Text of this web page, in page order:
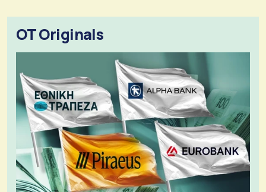
OT Originals